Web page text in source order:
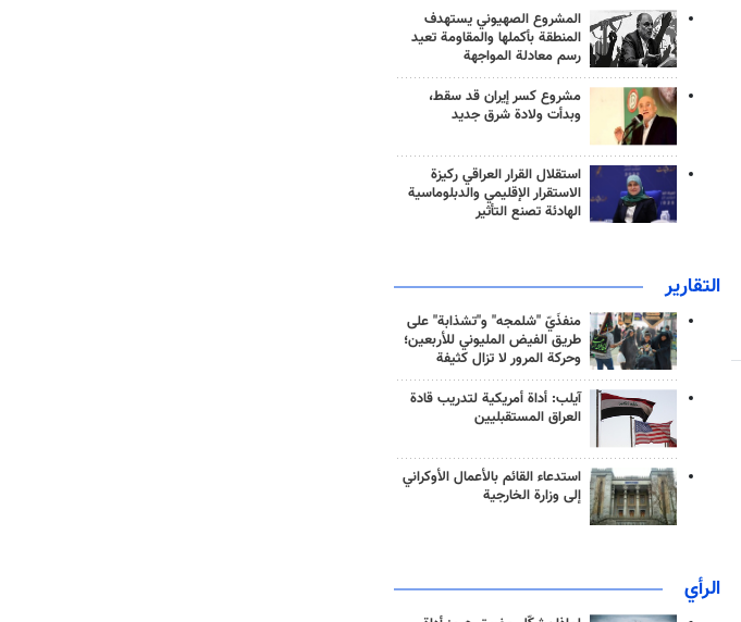
المشروع الصهيوني يستهدف
المنطقة بأكملها والمقاومة تعيد
رسم معادلة المواجهة
مشروع كسر إيران قد سقط،
وبدأت ولادة شرق جديد
استقلال القرار العراقي ركيزة
الاستقرار الإقليمي والدبلوماسية
الهادئة تصنع التأثير
التقارير
منفذَيّ "شلمجه" و"تشذابة" على
طريق الفيض المليوني للأربعين؛
وحركة المرور لا تزال كثيفة
آيلب: أداة أمريكية لتدريب قادة
العراق المستقبليين
استدعاء القائم بالأعمال الأوكراني
إلى وزارة الخارجية
الرأي